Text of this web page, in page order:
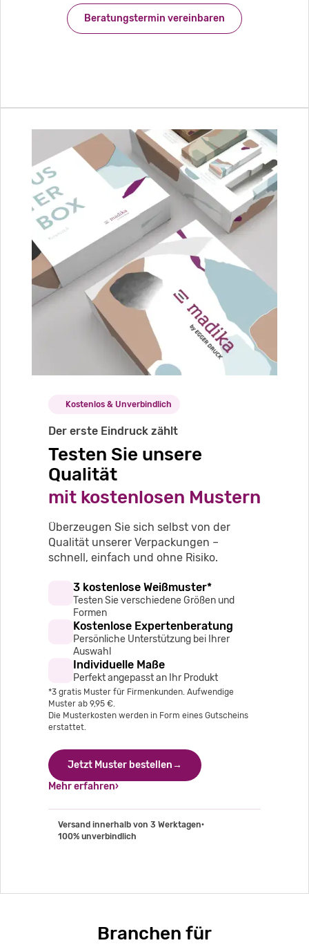
Beratungstermin vereinbaren
Kostenlos & Unverbindlich
Der erste Eindruck zählt
Testen Sie unsere
Qualität
mit kostenlosen Mustern
Überzeugen Sie sich selbst von der
Qualität unserer Verpackungen –
schnell, einfach und ohne Risiko.
3 kostenlose Weißmuster*
Testen Sie verschiedene Größen und
Formen
Kostenlose Expertenberatung
Persönliche Unterstützung bei Ihrer
Auswahl
Individuelle Maße
Perfekt angepasst an Ihr Produkt
*3 gratis Muster für Firmenkunden. Aufwendige
Muster ab 9,95 €.
Die Musterkosten werden in Form eines Gutscheins
erstattet.
Jetzt Muster bestellen→
Mehr erfahren›
Versand innerhalb von 3 Werktagen·
100% unverbindlich
Branchen für